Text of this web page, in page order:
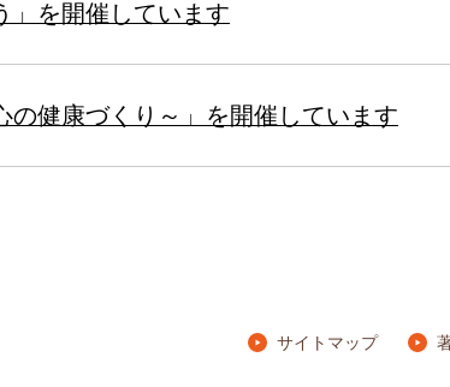
」を開催しています
健康づくり～」を開催しています
サイトマップ